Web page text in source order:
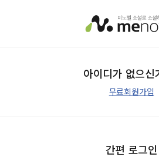
아이디가 없으신
무료회원가입
간편 로그인